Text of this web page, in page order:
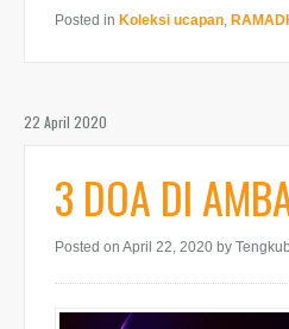
Posted in Koleksi ucapan
22 April 2020
3 DOA DI
Posted on April 22, 2020 by